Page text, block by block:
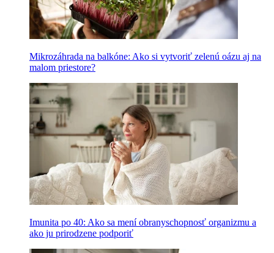
Mikrozáhrada na balkóne: Ako si vytvoriť zelenú oázu aj na
malom priestore?
Imunita po 40: Ako sa mení obranyschopnosť organizmu a
ako ju prirodzene podporiť